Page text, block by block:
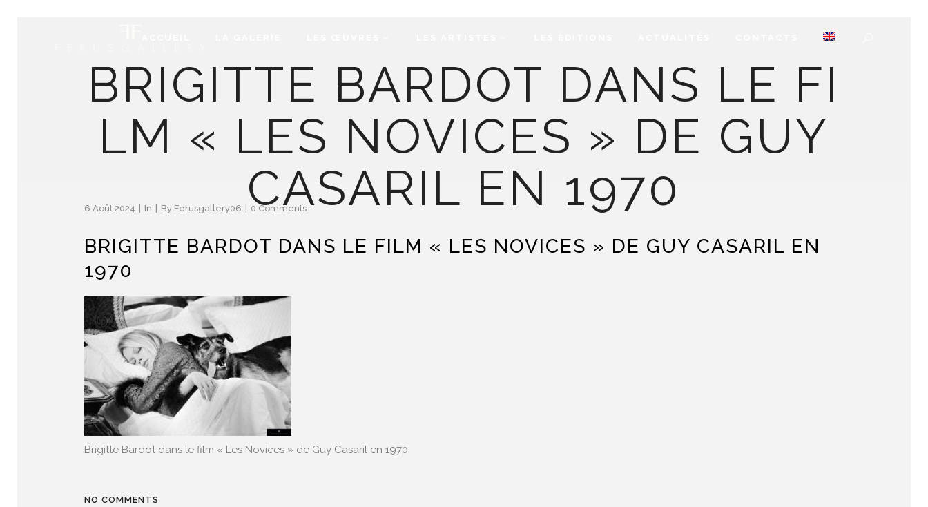
BRIGITTE BARDOT DANS LE FI
LM « LES NOVICES » DE GUY
CASARIL EN 1970
6 Août 2024 In By Ferusgallery06 0 Comments
BRIGITTE BARDOT DANS LE FILM « LES NOVICES » DE GUY CASARIL EN
1970
Brigitte Bardot dans le film « Les Novices » de Guy Casaril en 1970
NO COMMENTS